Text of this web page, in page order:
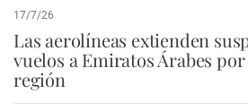
17/7/26
Las aerolíneas extienden
vuelos a Emiratos Árabes
región